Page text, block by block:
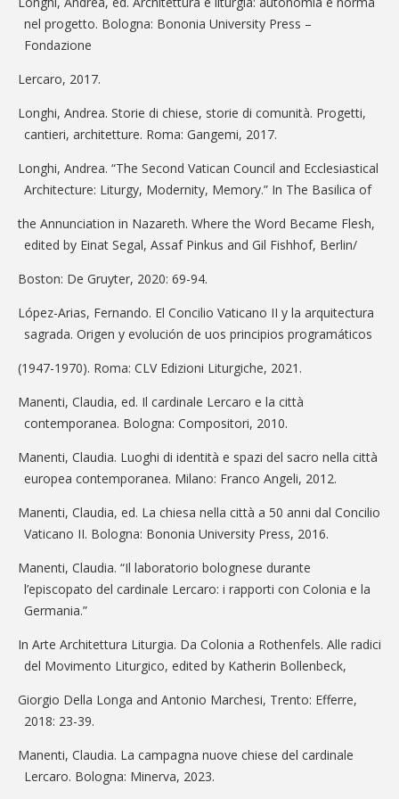
nel progetto. Bologna: Bononia University Press –
Fondazione
Lercaro, 2017.
Longhi, Andrea. Storie di chiese, storie di comunità. Progetti,
cantieri, architetture. Roma: Gangemi, 2017.
Longhi, Andrea. “The Second Vatican Council and Ecclesiastical
Architecture: Liturgy, Modernity, Memory.” In The Basilica of
the Annunciation in Nazareth. Where the Word Became Flesh,
edited by Einat Segal, Assaf Pinkus and Gil Fishhof, Berlin/
Boston: De Gruyter, 2020: 69-94.
López-Arias, Fernando. El Concilio Vaticano II y la arquitectura
sagrada. Origen y evolución de uos principios programáticos
(1947-1970). Roma: CLV Edizioni Liturgiche, 2021.
Manenti, Claudia, ed. Il cardinale Lercaro e la città
contemporanea. Bologna: Compositori, 2010.
Manenti, Claudia. Luoghi di identità e spazi del sacro nella città
europea contemporanea. Milano: Franco Angeli, 2012.
Manenti, Claudia, ed. La chiesa nella città a 50 anni dal Concilio
Vaticano II. Bologna: Bononia University Press, 2016.
Manenti, Claudia. “Il laboratorio bolognese durante
l’episcopato del cardinale Lercaro: i rapporti con Colonia e la
Germania.”
In Arte Architettura Liturgia. Da Colonia a Rothenfels. Alle radici
del Movimento Liturgico, edited by Katherin Bollenbeck,
Giorgio Della Longa and Antonio Marchesi, Trento: Efferre,
2018: 23-39.
Manenti, Claudia. La campagna nuove chiese del cardinale
Lercaro. Bologna: Minerva, 2023.